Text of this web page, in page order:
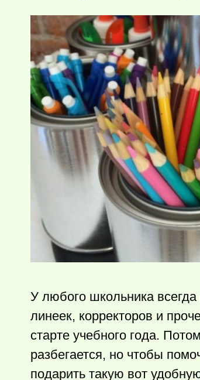
У любого школьника
линеек, корректоров и
старте учебного года.
разбегается, но чтобы
подарить такую вот